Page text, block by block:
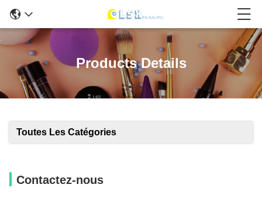
Products Details
Toutes Les Catégories
Contactez-nous